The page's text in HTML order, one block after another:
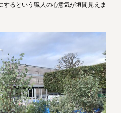
するという職人の心意気が垣間見えま